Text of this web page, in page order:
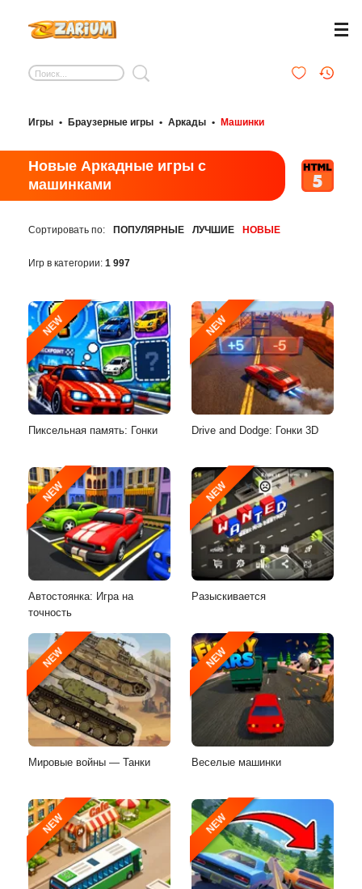
Игры • Браузерные игры • Аркады • Машинки
Новые Аркадные игры с
машинками
Сортировать по: ПОПУЛЯРНЫЕ ЛУЧШИЕ НОВЫЕ
Игр в категории: 1 997
NEW
Пиксельная память: Гонки
NEW
Drive and Dodge: Гонки 3D
NEW
Автостоянка: Игра на
точность
NEW
Разыскивается
NEW
Мировые войны — Танки
NEW
Веселые машинки
NEW NEW